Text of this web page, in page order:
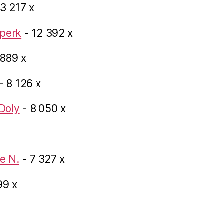
217 x
- 12 392 x
x
8 126 x
- 8 050 x
N. - 7 327 x
x